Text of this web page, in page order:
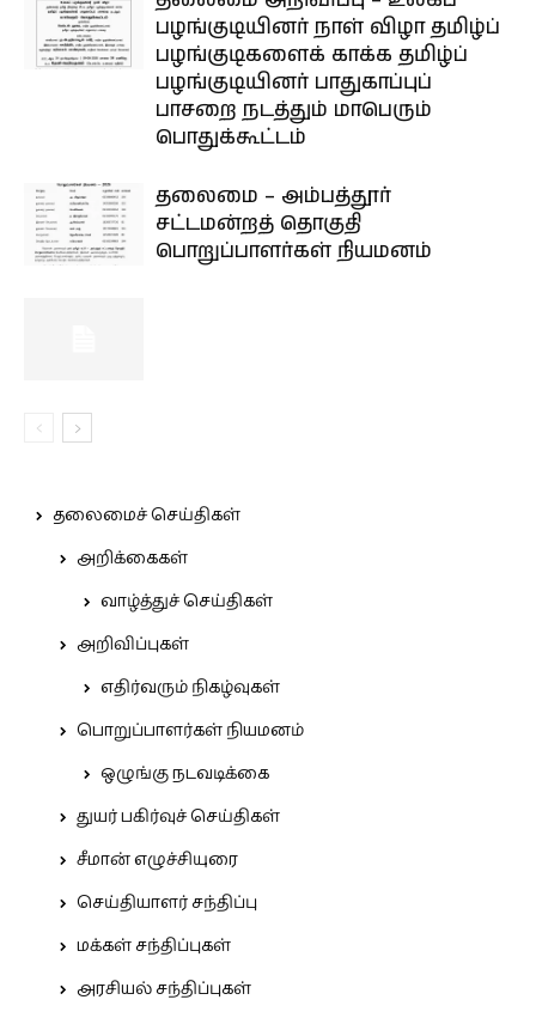
பழங்குடியினர் நாள் விழா தமிழ்ப்
பழங்குடிகளைக் காக்க தமிழ்ப்
பழங்குடியினர் பாதுகாப்புப்
பாசறை நடத்தும் மாபெரும்
பொதுக்கூட்டம்
தலைமை – அம்பத்தூர்
சட்டமன்றத் தொகுதி
பொறுப்பாளர்கள் நியமனம்
தலைமைச் செய்திகள்
அறிக்கைகள்
வாழ்த்துச் செய்திகள்
அறிவிப்புகள்
எதிர்வரும் நிகழ்வுகள்
பொறுப்பாளர்கள் நியமனம்
ஒழுங்கு நடவடிக்கை
துயர் பகிர்வுச் செய்திகள்
சீமான் எழுச்சியுரை
செய்தியாளர் சந்திப்பு
மக்கள் சந்திப்புகள்
அரசியல் சந்திப்புகள்